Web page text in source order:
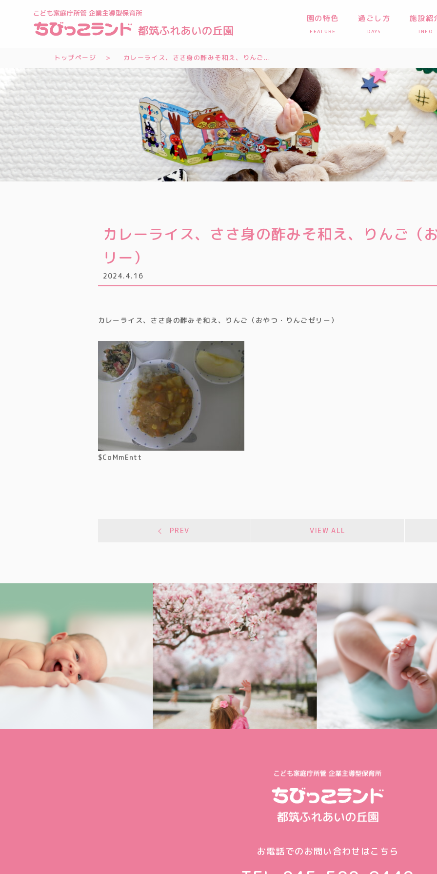
園の特色
FEATURE
過ごし方
DAYS
施設紹
INFO
トップページ カレーライス、ささ身の酢みそ和え、りんご...
カレーライス、ささ身の酢みそ和え、りんご（
リー）
2024.4.16
カレーライス、ささ身の酢みそ和え、りんご（おやつ・りんごゼリー）
$CoMmEntt
PREV VIEW ALL
お電話でのお問い合わせはこちら